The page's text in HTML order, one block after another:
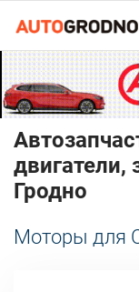
двигатели,
Гродно
Моторы для